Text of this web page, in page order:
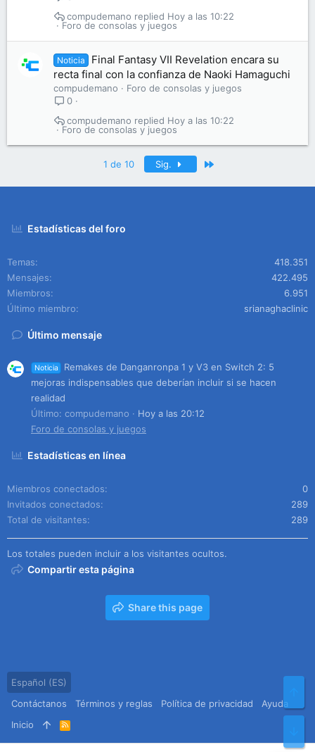
Foro de consolas y juegos
Hoy a las 10:22
compudemano
Noticia
Final Fantasy VII Revelation encara su
recta final con la confianza de Naoki Hamaguchi
compudemano
Foro de consolas y juegos
0
Foro de consolas y juegos
Hoy a las 10:22
compudemano
1 de 10 Sig.
Estadísticas del foro
Temas
418.351
Mensajes
422.495
Miembros
6.951
Último miembro
srianaghaclinic
Último mensaje
Noticia
Remakes de Danganronpa 1 y V3 en Switch 2: 5
mejoras indispensables que deberían incluir si se hacen
realidad
Último: compudemano
Hoy a las 20:12
Foro de consolas y juegos
Estadísticas en línea
Miembros conectados
0
Invitados conectados
289
Total de visitantes
289
Los totales pueden incluir a los visitantes ocultos.
Compartir esta página
Share this page
Español (ES)
Contáctanos
Términos y reglas Política de privacidad
Ayuda
Inicio
R
S
S